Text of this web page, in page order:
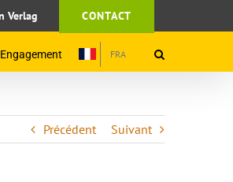
Verlag CONTACT
Engagement FRA
Précédent Suivant